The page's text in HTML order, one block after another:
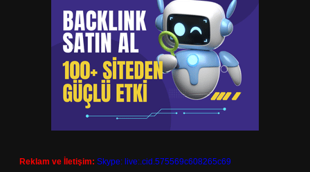
Reklam ve İletişim: Skype: live:.cid.575569c608265c69